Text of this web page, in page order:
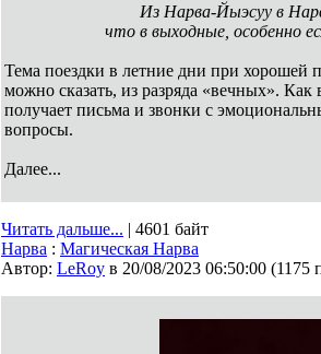
Из Нарва-Йыэсуу в
что в выходные, особенно
Тема поездки в летние дни при
можно сказать, из разряда «вечных».
получает письма и звонки с
вопросы.
Далее...
Читать дальше... | 4601 байт
Нарва : Магическая Нарва
Автор: LeRoy в 20/08/2023 06:50:00 (1175